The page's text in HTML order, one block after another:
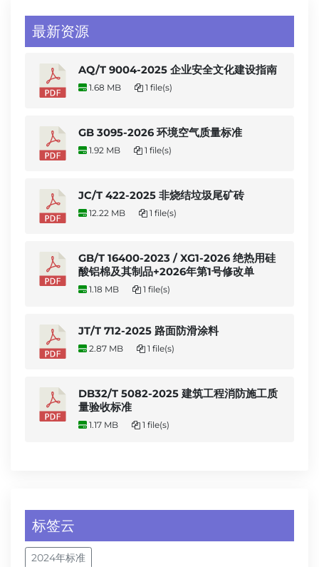
最新资源
AQ/T 9004-2025 企业安全文化建设指南
1.68 MB 1 file(s)
GB 3095-2026 环境空气质量标准
1.92 MB 1 file(s)
JC/T 422-2025 非烧结垃圾尾矿砖
12.22 MB 1 file(s)
GB/T 16400-2023 / XG1-2026 绝热用硅
酸铝棉及其制品+2026年第1号修改单
1.18 MB 1 file(s)
JT/T 712-2025 路面防滑涂料
2.87 MB 1 file(s)
DB32/T 5082-2025 建筑工程消防施工质
量验收标准
1.17 MB 1 file(s)
标签云
2024年标准